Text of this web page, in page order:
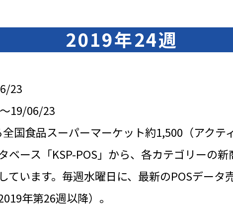
2019年24週
23
19/06/23
国食品スーパーマーケット約1,500（アクテ
ベース「KSP-POS」から、各カテゴリーの新
ています。毎週水曜日に、最新のPOSデータ
年第26週以降）。